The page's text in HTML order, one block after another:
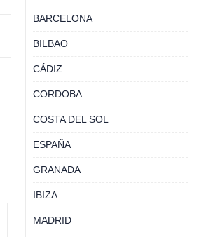
BARCELONA
BILBAO
CÁDIZ
CORDOBA
COSTA DEL SOL
ESPAÑA
GRANADA
IBIZA
MADRID